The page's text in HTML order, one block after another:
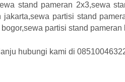
stand pameran 2x3,sewa
jakarta,sewa partisi stand
partisi stand pameran
hubungi kami di